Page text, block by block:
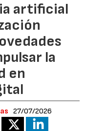
artificial
la
en
27/07/2026